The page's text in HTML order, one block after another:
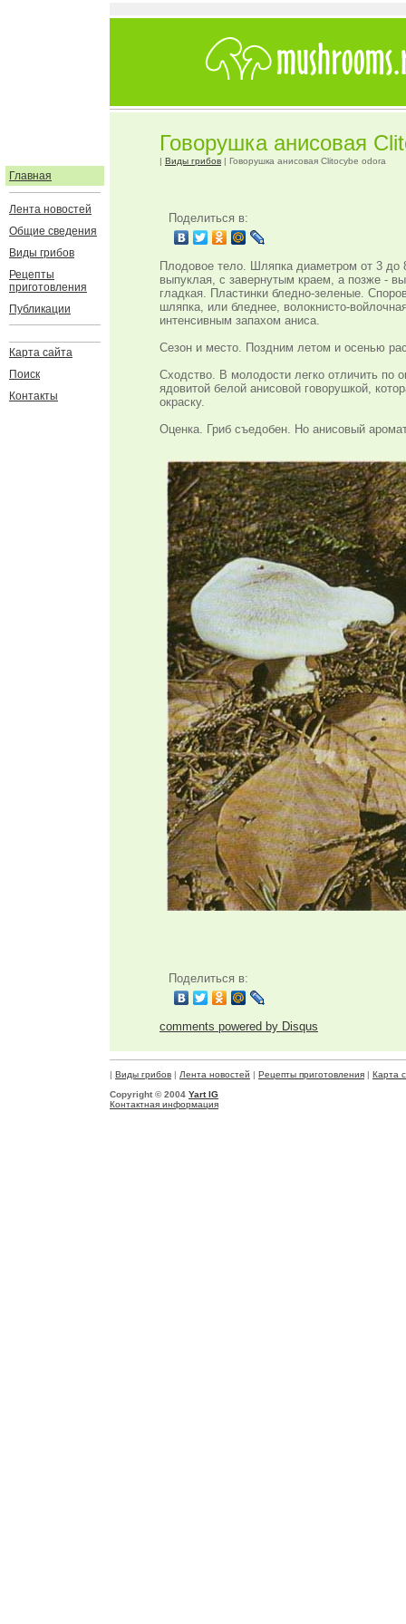
Главная
Лента новостей
Общие сведения
Виды грибов
Рецепты
приготовления
Публикации
Карта сайта
Поиск
Контакты
Говорушка анисовая
| Виды грибов | Говорушка анисовая Clitocybe odora
Поделиться в:
Плодовое тело. Шляпка диаметром от 3 до
выпуклая, с завернутым краем, а позже -
гладкая. Пластинки бледно-зеленые.
шляпка, или бледнее, волокнисто-
интенсивным запахом аниса.
Сезон и место. Поздним летом и осенью
Сходство. В молодости легко отличить по
ядовитой белой анисовой говорушкой,
окраску.
Оценка. Гриб съедобен. Но анисовый
Поделиться в:
comments powered by Disqus
| Виды грибов | Лента новостей | Рецепты приготовления | Карта
Copyright © 2004 Yart IG
Контактная информация